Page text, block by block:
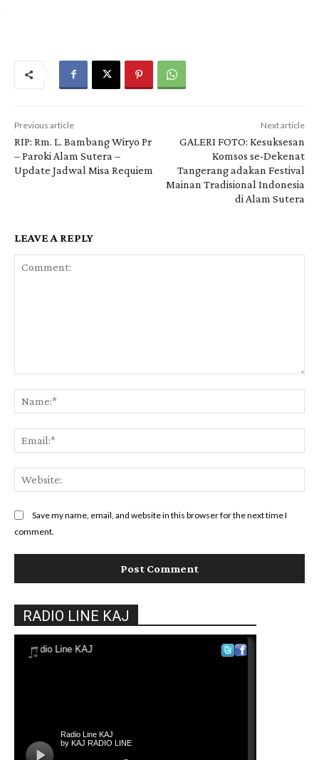
Previous article
RIP: Rm. L. Bambang Wiryo Pr
– Paroki Alam Sutera –
Update Jadwal Misa Requiem
Next article
GALERI FOTO: Kesuksesan
Komsos se-Dekenat
Tangerang adakan Festival
Mainan Tradisional Indonesia
di Alam Sutera
LEAVE A REPLY
Save my name, email, and website in this browser for the next time I
comment.
RADIO LINE KAJ